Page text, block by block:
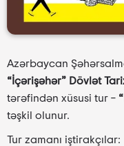
Azərbaycan
“İçərişəhər” Dövlət
tərəfindən xüsusi tur –
təşkil olunur.
Tur zamanı iştirakçılar: